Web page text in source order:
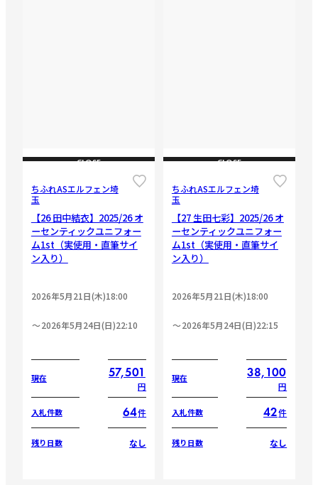
CLOSE
ちふれASエルフェン埼
玉
【26 田中結衣】2025/26 オ
ーセンティックユニフォー
ム1st（実使用・直筆サイ
ン入り）
2026年5月21日(木)18:00
2026年5月24日(日)22:10
現在 57,501
円
入札件数 64件
残り日数 なし
CLOSE
ちふれASエルフェン埼
玉
【27 生田七彩】2025/26 オ
ーセンティックユニフォー
ム1st（実使用・直筆サイ
ン入り）
2026年5月21日(木)18:00
2026年5月24日(日)22:15
現在 38,100
円
入札件数 42件
残り日数 なし